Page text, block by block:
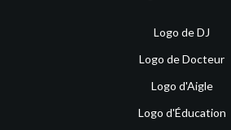
Logo de DJ
Logo de Docteur
Logo d'Aigle
Logo d'Éducation